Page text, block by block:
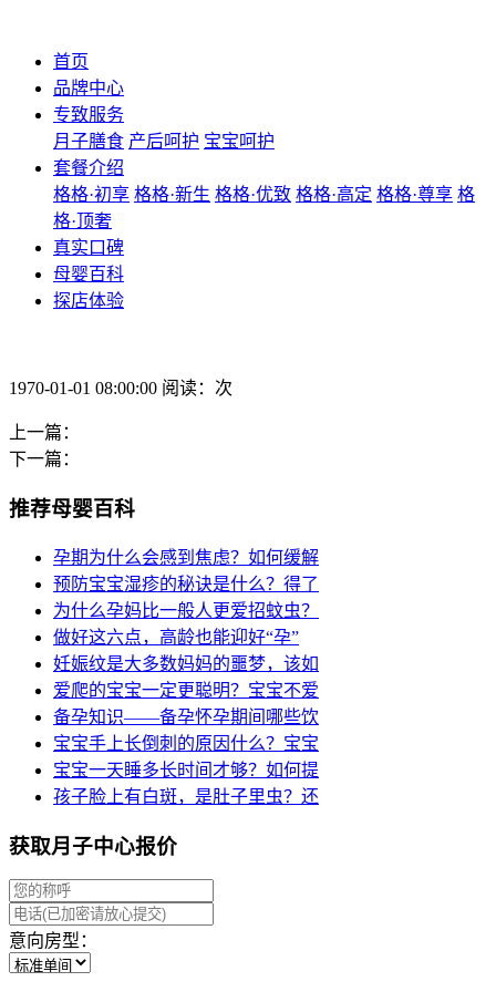
首页
品牌中心
专致服务
月子膳食 产后呵护 宝宝呵护
套餐介绍
格格·初享 格格·新生 格格·优致 格格·高定 格格·尊享 格
格·顶奢
真实口碑
母婴百科
探店体验
1970-01-01 08:00:00 阅读：次
上一篇：
下一篇：
推荐母婴百科
孕期为什么会感到焦虑？如何缓解
预防宝宝湿疹的秘诀是什么？得了
为什么孕妈比一般人更爱招蚊虫？
做好这六点，高龄也能迎好“孕”
妊娠纹是大多数妈妈的噩梦，该如
爱爬的宝宝一定更聪明？宝宝不爱
备孕知识——备孕怀孕期间哪些饮
宝宝手上长倒刺的原因什么？宝宝
宝宝一天睡多长时间才够？如何提
孩子脸上有白斑，是肚子里虫？还
获取月子中心报价
意向房型：